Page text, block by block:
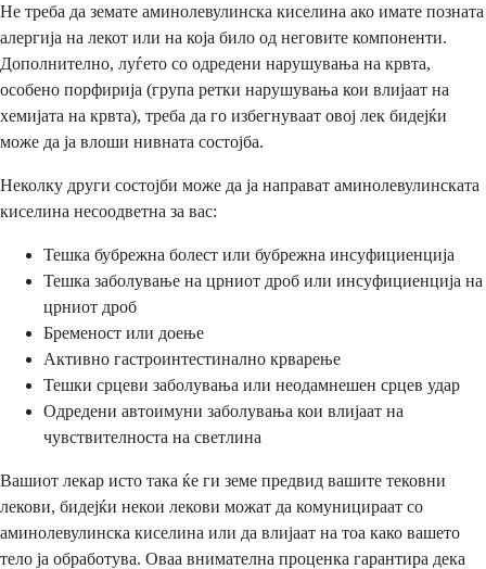
Не треба да земате аминолевулинска киселина ако имате позната
алергија на лекот или на која било од неговите компоненти.
Дополнително, луѓето со одредени нарушувања на крвта,
особено порфирија (група ретки нарушувања кои влијаат на
хемијата на крвта), треба да го избегнуваат овој лек бидејќи
може да ја влоши нивната состојба.
Неколку други состојби може да ја направат аминолевулинската
киселина несоодветна за вас:
Тешка бубрежна болест или бубрежна инсуфициенција
Тешка заболување на црниот дроб или инсуфициенција на
црниот дроб
Бременост или доење
Активно гастроинтестинално крварење
Тешки срцеви заболувања или неодамнешен срцев удар
Одредени автоимуни заболувања кои влијаат на
чувствителноста на светлина
Вашиот лекар исто така ќе ги земе предвид вашите тековни
лекови, бидејќи некои лекови можат да комуницираат со
аминолевулинска киселина или да влијаат на тоа како вашето
тело ја обработува. Оваа внимателна проценка гарантира дека